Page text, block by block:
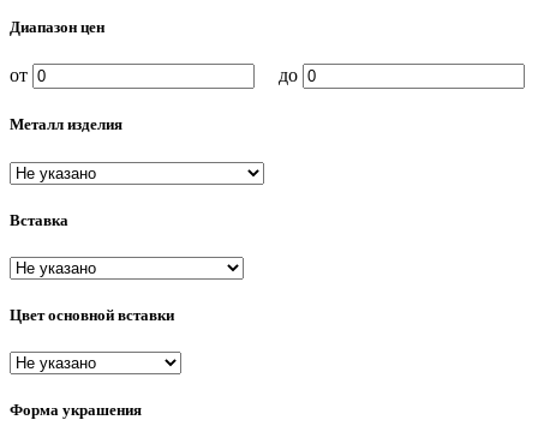
Диапазон цен
от до
Металл изделия
Вставка
Цвет основной вставки
Форма украшения